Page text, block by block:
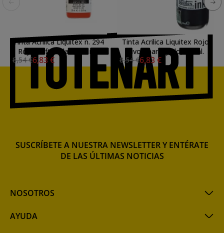
Tinta Acrilica Liquitex n. 294
Rojo Naftol Claro, 30 ml.
8,54 €6,83 €
Tinta Acrilica Liquitex Rojo
Vivo Anaranjado, 30 ml.
8,54 €6,83 €
NOSOTROS
AYUDA
SUSCRÍBETE A NUESTRA NEWSLETTER Y ENTÉRATE
DE LAS ÚLTIMAS NOTICIAS